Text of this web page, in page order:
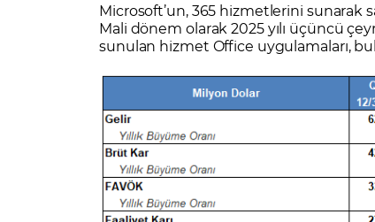
Microsoft’un, 365 hizmetlerini sunarak
Mali dönem olarak 2025 yılı üçüncü
sunulan hizmet Office uygulamaları,